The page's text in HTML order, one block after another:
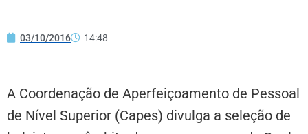
03/10/2016 14:48
A Coordenação de Aperfeiçoamento de Pessoal
de Nível Superior (Capes) divulga a seleção de